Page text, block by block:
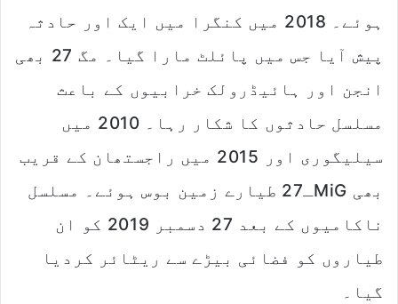
ہوئے۔ 2018 میں کنگرا میں ایک اور حادثہ
پیش آیا جس میں پائلٹ مارا گیا۔ مگ 27 بھی
انجن اور ہائیڈرولک خرابیوں کے باعث
مسلسل حادثوں کا شکار رہا۔ 2010 میں
سیلیگوری اور 2015 میں راجستھان کے قریب
بھی MiGـ27 طیارے زمین بوس ہوئے۔ مسلسل
ناکامیوں کے بعد 27 دسمبر 2019 کو ان
طیاروں کو فضائی بیڑے سے ریٹائر کردیا
گیا۔